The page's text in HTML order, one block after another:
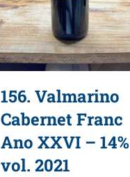
156. Valmarino
Cabernet Franc
Ano XXVI – 14%
vol. 2021